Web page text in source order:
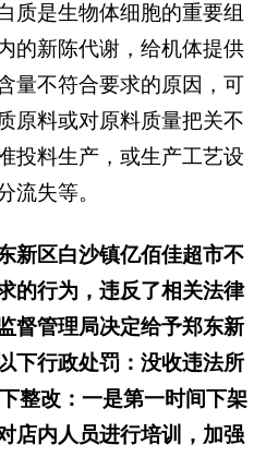
质是生物体细胞的重要组
的新陈代谢，给机体提供
量不符合要求的原因，可
原料或对原料质量把关不
投料生产，或生产工艺设
流失等。
新区白沙镇亿佰佳超市不
的行为，违反了相关法律
督管理局决定给予郑东新
下行政处罚：没收违法所
整改：一是第一时间下架
店内人员进行培训，加强